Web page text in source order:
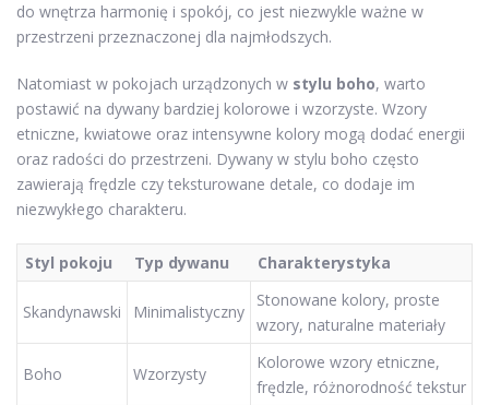
do wnętrza harmonię i spokój, co jest niezwykle ważne w
przestrzeni przeznaczonej dla najmłodszych.
Natomiast w pokojach urządzonych w stylu boho, warto
postawić na dywany bardziej kolorowe i wzorzyste. Wzory
etniczne, kwiatowe oraz intensywne kolory mogą dodać energii
oraz radości do przestrzeni. Dywany w stylu boho często
zawierają frędzle czy teksturowane detale, co dodaje im
niezwykłego charakteru.
Styl pokoju Typ dywanu Charakterystyka
Skandynawski Minimalistyczny
Stonowane kolory, proste
wzory, naturalne materiały
Boho Wzorzysty
Kolorowe wzory etniczne,
frędzle, różnorodność tekstur